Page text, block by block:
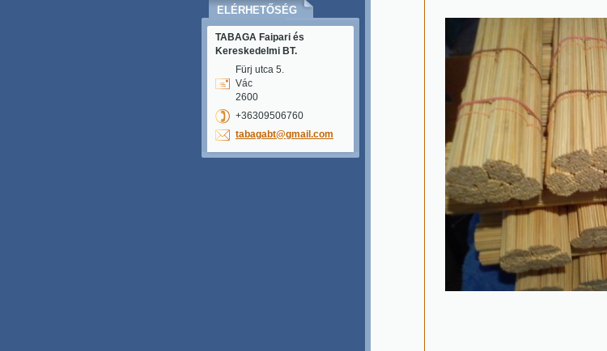
ELÉRHETŐSÉG
TABAGA Faipari és
Kereskedelmi BT.
Fürj utca 5.
Vác
2600
+36309506760
tabagabt@gmail.com